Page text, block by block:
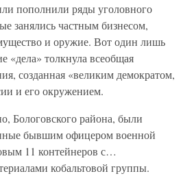
пополнили ряды уголовного
занялись частным бизнесом,
и оружие. Вот один лишь
«дела» толкнула всеобщая
созданная «великим демократом,
и его окружением.
Бологовского района, были
бывшим офицером военной
11 контейнеров с…
кобальтовой группы.